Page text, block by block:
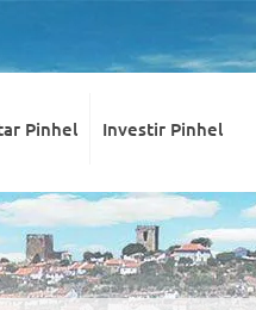
Pinhel Investir Pinhel